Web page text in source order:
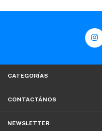
CATEGORÍAS
CONTACTÁNOS
NEWSLETTER